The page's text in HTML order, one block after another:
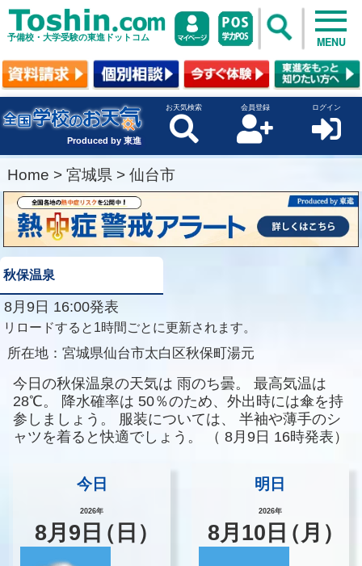
予備校・大学受験の東進ドットコム MENU
Produced by 東進
お天気検索 会員登録 ログイン
Home > 宮城県 > 仙台市
秋保温泉
8月9日 16:00発表
リロードすると1時間ごとに更新されます。
所在地： 宮城県仙台市太白区秋保町湯元
今日の秋保温泉の天気は 雨のち曇。
最高気温は
28℃。
降水確率は 50％のため、外出時には傘を持
参しましょう。
服装については、
半袖や薄手のシ
ャツを着ると快適でしょう。
（ 8月9日 16時発表）
今日
2026年
8月 9 日（日）
明日
2026年
8月 10 日（月）